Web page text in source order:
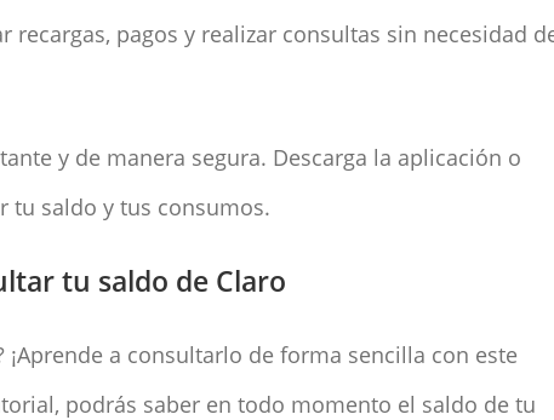
recargas, pagos y realizar consultas sin necesidad
y de manera segura. Descarga la aplicación o
tu saldo y tus consumos.
tu saldo de Claro
a consultarlo de forma sencilla con este
podrás saber en todo momento el saldo de tu